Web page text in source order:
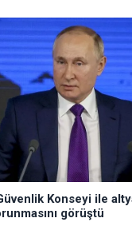
Konseyi ile
görüştü